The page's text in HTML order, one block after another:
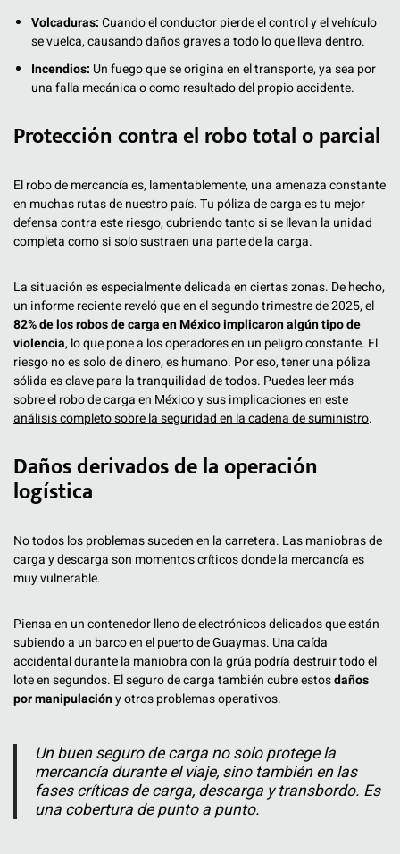
Volcaduras:Cuando el conductor pierde el control y el vehículo
se vuelca, causando daños graves a todo lo que lleva dentro.
Incendios: Un fuego que se origina en el transporte, ya sea por
una falla mecánica o como resultado del propio accidente.
Protección contra el robo total o parcial
El robo de mercancía es, lamentablemente, una amenaza constante
en muchas rutas de nuestro país. Tu póliza de carga es tu mejor
defensa contra este riesgo, cubriendo tanto si se llevan la unidad
completa como si solo sustraen una parte de la carga.
La situación es especialmente delicada en ciertas zonas. De hecho,
un informe reciente reveló que en el segundo trimestre de 2025, el
82% de los robos de carga en México implicaron algún tipo de
violencia, lo que pone a los operadores en un peligro constante. El
riesgo no es solo de dinero, es humano. Por eso, tener una póliza
sólida es clave para la tranquilidad de todos. Puedes leer más
sobre el robo de carga en México y sus implicaciones en este
análisis completo sobre la seguridad en la cadena de suministro.
Daños derivados de la operación
logística
No todos los problemas suceden en la carretera. Las maniobras de
carga y descarga son momentos críticos donde la mercancía es
muy vulnerable.
Piensa en un contenedor lleno de electrónicos delicados que están
subiendo a un barco en el puerto de Guaymas. Una caída
accidental durante la maniobra con la grúa podría destruir todo el
lote en segundos. El seguro de carga también cubre estosdaños
por manipulacióny otros problemas operativos.
Un buen seguro de carga no solo protege la
mercancía durante el viaje, sino también en las
fases críticas de carga, descarga y transbordo. Es
una cobertura de punto a punto.